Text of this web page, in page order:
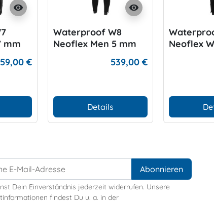
visibility
mm
€
visibility
Waterproof W8
Neoflex Men 5 mm
539,00 €
Details
Neoflex
Dein Einverständnis jederzeit widerrufen. Unsere
findest Du u. a. in der